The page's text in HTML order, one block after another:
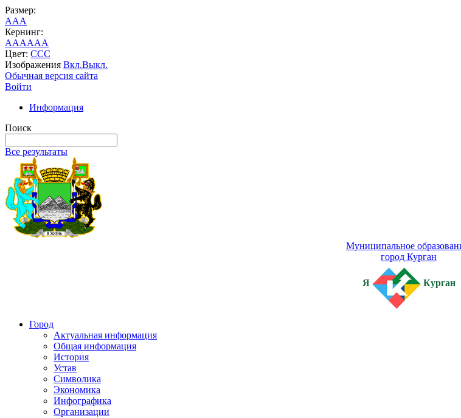
Размер:
AAA
Кернинг:
AAAAAA
Цвет: CCC
Изображения Вкл.Выкл.
Обычная версия сайта
Войти
Информация
Поиск
Все результаты
Муниципальное
город Курган
Я Курган
Город
Актуальная информация
Общая информация
История
Устав
Символика
Экономика
Инфографика
Организации